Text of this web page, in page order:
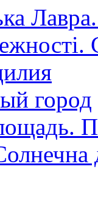
город